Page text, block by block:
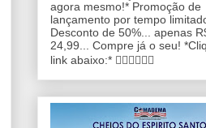
agora mesmo!* Promoção de
lançamento por tempo
Desconto de 50%... apenas
24,99... Compre já o seu!
link abaixo:* 👇🏼👇🏼👇🏼